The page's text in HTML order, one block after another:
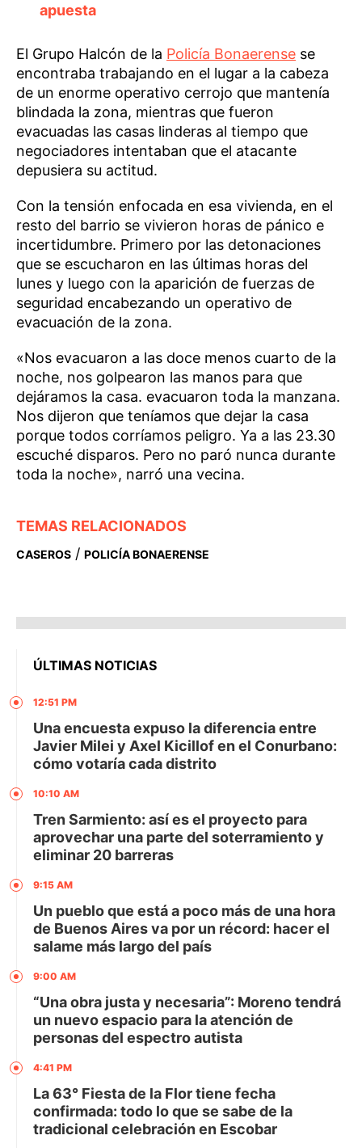
apuesta
El Grupo Halcón de la Policía Bonaerense se
encontraba trabajando en el lugar a la cabeza
de un enorme operativo cerrojo que mantenía
blindada la zona, mientras que fueron
evacuadas las casas linderas al tiempo que
negociadores intentaban que el atacante
depusiera su actitud.
Con la tensión enfocada en esa vivienda, en el
resto del barrio se vivieron horas de pánico e
incertidumbre. Primero por las detonaciones
que se escucharon en las últimas horas del
lunes y luego con la aparición de fuerzas de
seguridad encabezando un operativo de
evacuación de la zona.
«Nos evacuaron a las doce menos cuarto de la
noche, nos golpearon las manos para que
dejáramos la casa. evacuaron toda la manzana.
Nos dijeron que teníamos que dejar la casa
porque todos corríamos peligro. Ya a las 23.30
escuché disparos. Pero no paró nunca durante
toda la noche», narró una vecina.
TEMAS RELACIONADOS
CASEROS / POLICÍA BONAERENSE
ÚLTIMAS NOTICIAS
12:51 PM
Una encuesta expuso la diferencia entre
Javier Milei y Axel Kicillof en el Conurbano:
cómo votaría cada distrito
10:10 AM
Tren Sarmiento: así es el proyecto para
aprovechar una parte del soterramiento y
eliminar 20 barreras
9:15 AM
Un pueblo que está a poco más de una hora
de Buenos Aires va por un récord: hacer el
salame más largo del país
9:00 AM
“Una obra justa y necesaria”: Moreno tendrá
un nuevo espacio para la atención de
personas del espectro autista
4:41 PM
La 63° Fiesta de la Flor tiene fecha
confirmada: todo lo que se sabe de la
tradicional celebración en Escobar